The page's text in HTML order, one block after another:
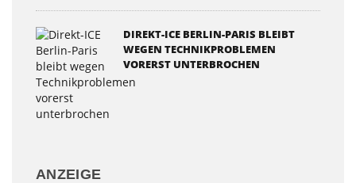
DIREKT-ICE BERLIN-PARIS BLEIBT
WEGEN TECHNIKPROBLEMEN
VORERST UNTERBROCHEN
ANZEIGE